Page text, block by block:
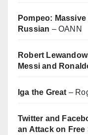
Pompeo:
Russian – OANN
Robert
Messi and
Iga the Great –
Twitter and
an Attack on Free